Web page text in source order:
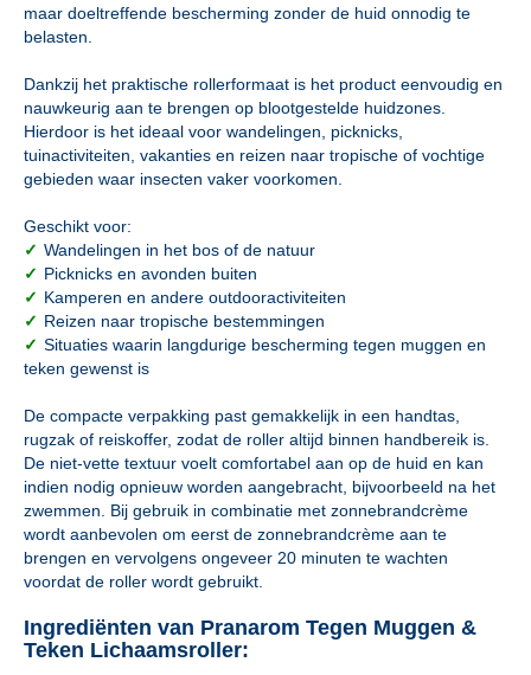
maar doeltreffende bescherming zonder de huid onnodig te
belasten.
Dankzij het praktische rollerformaat is het product eenvoudig en
nauwkeurig aan te brengen op blootgestelde huidzones.
Hierdoor is het ideaal voor wandelingen, picknicks,
tuinactiviteiten, vakanties en reizen naar tropische of vochtige
gebieden waar insecten vaker voorkomen.
Geschikt voor:
✓ Wandelingen in het bos of de natuur
✓ Picknicks en avonden buiten
✓ Kamperen en andere outdooractiviteiten
✓ Reizen naar tropische bestemmingen
✓ Situaties waarin langdurige bescherming tegen muggen en
teken gewenst is
De compacte verpakking past gemakkelijk in een handtas,
rugzak of reiskoffer, zodat de roller altijd binnen handbereik is.
De niet-vette textuur voelt comfortabel aan op de huid en kan
indien nodig opnieuw worden aangebracht, bijvoorbeeld na het
zwemmen. Bij gebruik in combinatie met zonnebrandcrème
wordt aanbevolen om eerst de zonnebrandcrème aan te
brengen en vervolgens ongeveer 20 minuten te wachten
voordat de roller wordt gebruikt.
Ingrediënten van Pranarom Tegen Muggen &
Teken Lichaamsroller: